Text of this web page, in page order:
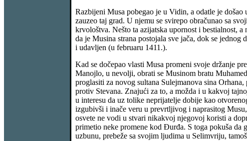
Razbijeni Musa pobegao je u Vidin, a odatle je
zauzeo taj grad. U njemu se svirepo obračunao sa
krvološtva. Nešto ta azijatska upornost i bestialnost,
da je Musina strana postojala sve jača, dok se jednog
i udavljen (u februaru 1411.).
Kad se dočepao vlasti Musa promeni svoje držanje
Manojlo, u nevolji, obrati se Musinom bratu
proglasiti za novog sultana Sulejmanova sina
protiv Stevana. Znajući za to, a možda i u kakvoj
u interesu da uz tolike neprijatelje dobije kao
izgubivši i inače veru u prevrtljivog i naprasitog
osvete ne vodi u stvari nikakvoj njegovoj koristi a
primetio neke promene kod Đurđa. S toga pokuša da
uzbunu, prebeže sa svojim ljudima u Selimvriju,